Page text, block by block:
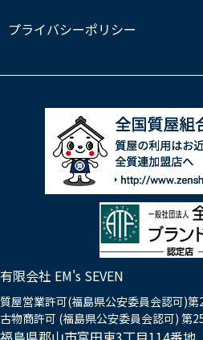
プライバシーポリシー
有限会社 EM's SEVEN
質屋営業許可(福島県公安委員会認可)
古物商許可 (福島県公安委員会認可) 第